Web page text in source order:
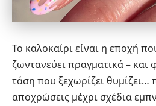
Το καλοκαίρι είναι η εποχή
ζωντανεύει πραγματικά – και
τάση που ξεχωρίζει
αποχρώσεις μέχρι σχέδια